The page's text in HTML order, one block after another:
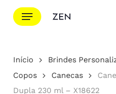
para
principal
Menu
Cotação
Início Brindes
Copos
Canecas
Dupla 230 ml – X18622